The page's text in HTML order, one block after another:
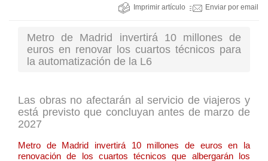
Imprimir artículo Enviar por email
Metro de Madrid invertirá 10 millones de
euros en renovar los cuartos técnicos para
la automatización de la L6
Las obras no afectarán al servicio de viajeros y
está previsto que concluyan antes de marzo de
2027
Metro de Madrid invertirá 10 millones de euros en la
renovación de los cuartos técnicos que albergarán los